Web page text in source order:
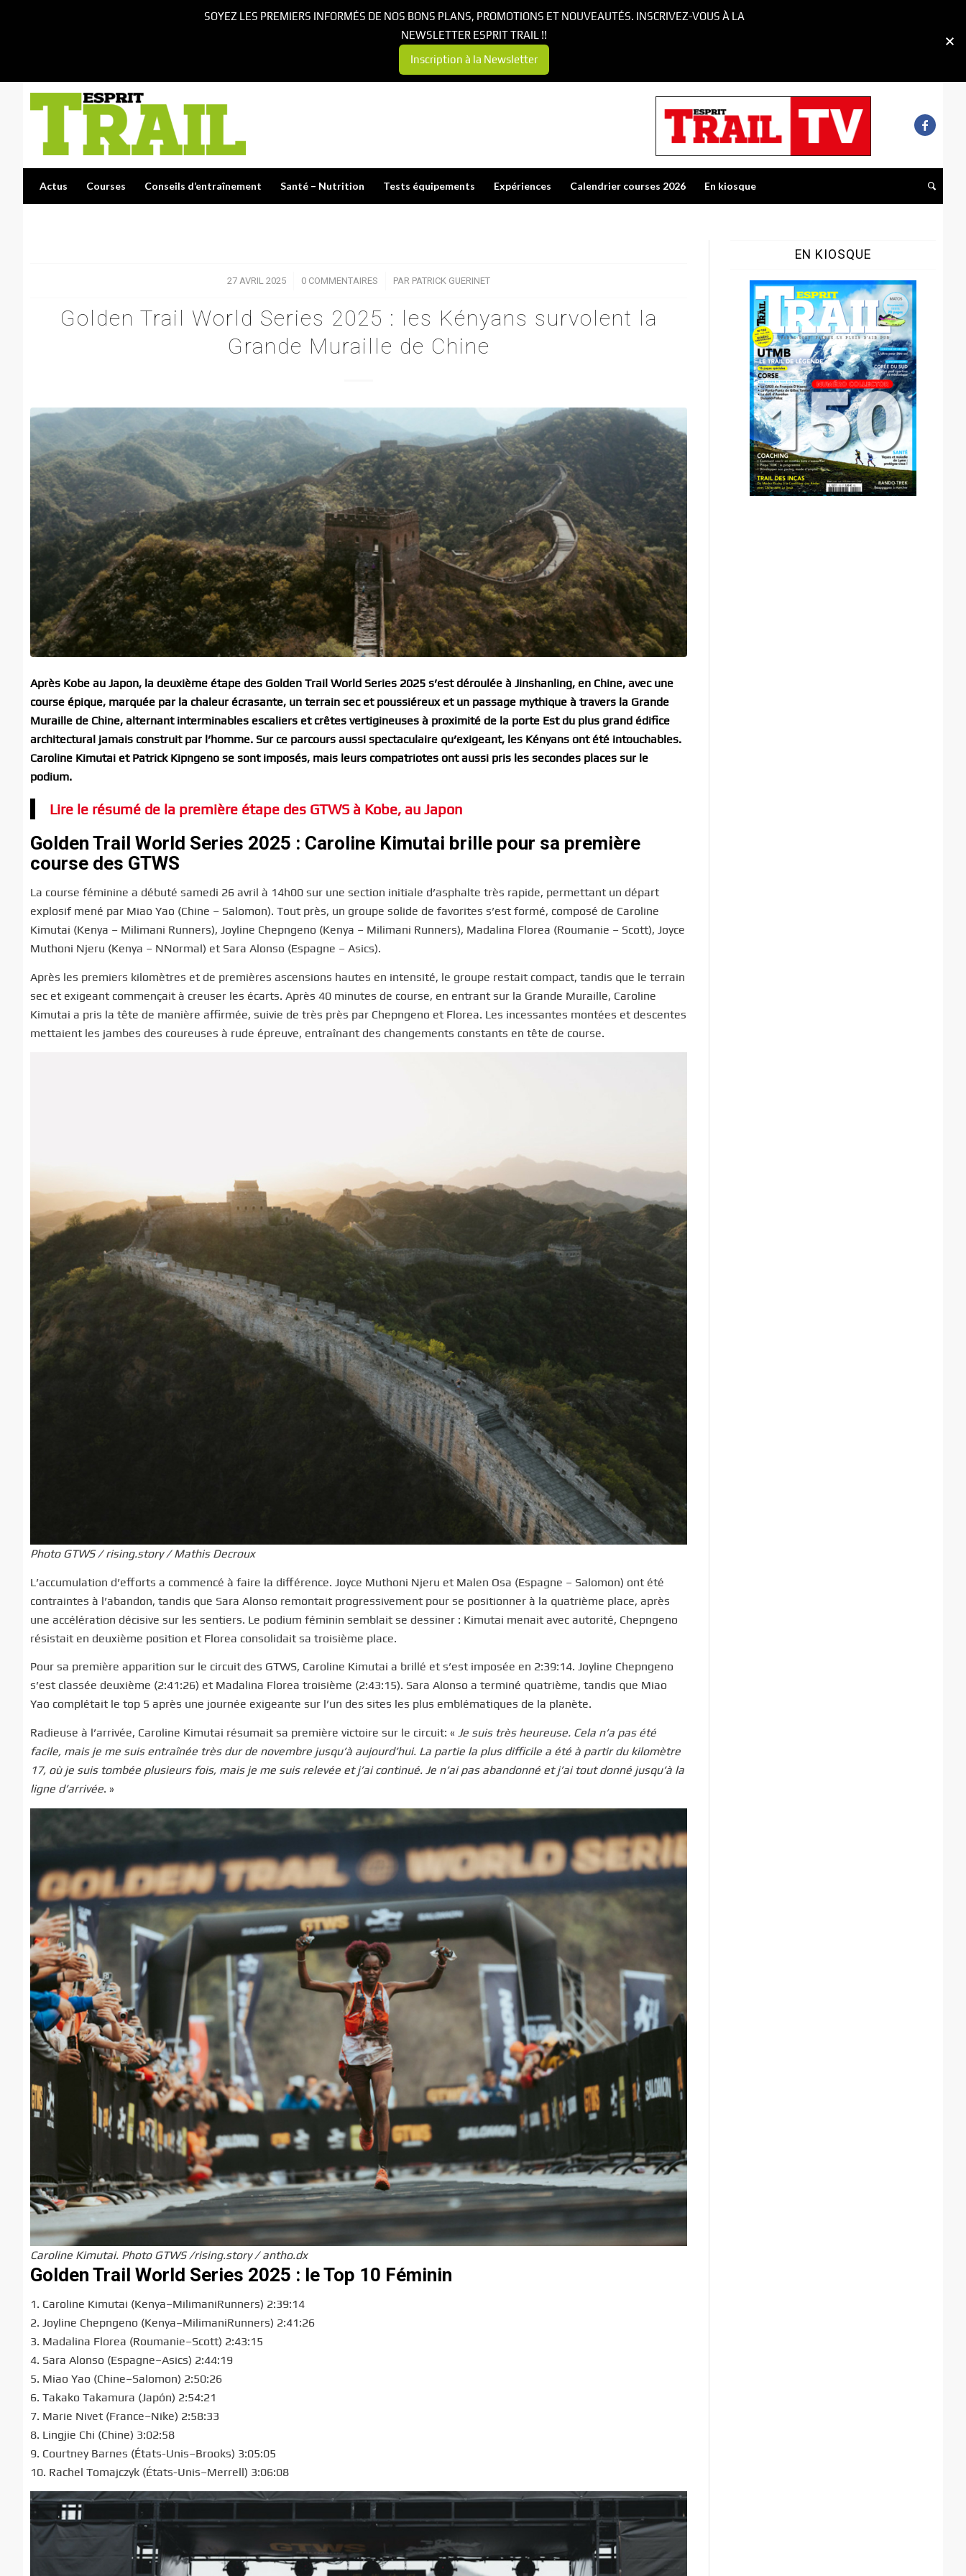
Actus Courses Conseils d’entraînement Santé – Nutrition Tests équipements Expériences Calendrier courses 2026 En kiosque
27 AVRIL 2025
/ 0 COMMENTAIRES
/ PAR PATRICK GUERINET
Golden Trail World Series 2025 : les Kényans survolent la
Grande Muraille de Chine
Après Kobe au Japon, la deuxième étape des Golden Trail World Series 2025 s’est déroulée à Jinshanling, en Chine, avec une
course épique, marquée par la chaleur écrasante, un terrain sec et poussiéreux et un passage mythique à travers la Grande
Muraille de Chine, alternant interminables escaliers et crêtes vertigineuses à proximité de la porte Est du plus grand édifice
architectural jamais construit par l’homme. Sur ce parcours aussi spectaculaire qu’exigeant, les Kényans ont été intouchables.
Caroline Kimutai et Patrick Kipngeno se sont imposés, mais leurs compatriotes ont aussi pris les secondes places sur le
podium.
Lire le résumé de la première étape des GTWS à Kobe, au Japon
Golden Trail World Series 2025 : Caroline Kimutai brille pour sa première
course des GTWS
La course féminine a débuté samedi 26 avril à 14h00 sur une section initiale d’asphalte très rapide, permettant un départ
explosif mené par Miao Yao (Chine – Salomon). Tout près, un groupe solide de favorites s’est formé, composé de Caroline
Kimutai (Kenya – Milimani Runners), Joyline Chepngeno (Kenya – Milimani Runners), Madalina Florea (Roumanie – Scott), Joyce
Muthoni Njeru (Kenya – NNormal) et Sara Alonso (Espagne – Asics).
Après les premiers kilomètres et de premières ascensions hautes en intensité, le groupe restait compact, tandis que le terrain
sec et exigeant commençait à creuser les écarts. Après 40 minutes de course, en entrant sur la Grande Muraille, Caroline
Kimutai a pris la tête de manière affirmée, suivie de très près par Chepngeno et Florea. Les incessantes montées et descentes
mettaient les jambes des coureuses à rude épreuve, entraînant des changements constants en tête de course.
Photo GTWS / rising.story / Mathis Decroux
L’accumulation d’efforts a commencé à faire la différence. Joyce Muthoni Njeru et Malen Osa (Espagne – Salomon) ont été
contraintes à l’abandon, tandis que Sara Alonso remontait progressivement pour se positionner à la quatrième place, après
une accélération décisive sur les sentiers. Le podium féminin semblait se dessiner : Kimutai menait avec autorité, Chepngeno
résistait en deuxième position et Florea consolidait sa troisième place.
Pour sa première apparition sur le circuit des GTWS, Caroline Kimutai a brillé et s’est imposée en 2:39:14. Joyline Chepngeno
s’est classée deuxième (2:41:26) et Madalina Florea troisième (2:43:15). Sara Alonso a terminé quatrième, tandis que Miao
Yao complétait le top 5 après une journée exigeante sur l’un des sites les plus emblématiques de la planète.
Radieuse à l’arrivée, Caroline Kimutai résumait sa première victoire sur le circuit: « Je suis très heureuse. Cela n’a pas été
facile, mais je me suis entraînée très dur de novembre jusqu’à aujourd’hui. La partie la plus difficile a été à partir du kilomètre
17, où je suis tombée plusieurs fois, mais je me suis relevée et j’ai continué. Je n’ai pas abandonné et j’ai tout donné jusqu’à la
ligne d’arrivée. »
Caroline Kimutai. Photo GTWS /rising.story / antho.dx
Golden Trail World Series 2025 : le Top 10 Féminin
1. Caroline Kimutai (Kenya–MilimaniRunners) 2:39:14
2. Joyline Chepngeno (Kenya–MilimaniRunners) 2:41:26
3. Madalina Florea (Roumanie–Scott) 2:43:15
4. Sara Alonso (Espagne–Asics) 2:44:19
5. Miao Yao (Chine–Salomon) 2:50:26
6. Takako Takamura (Japón) 2:54:21
7. Marie Nivet (France–Nike) 2:58:33
8. Lingjie Chi (Chine) 3:02:58
9. Courtney Barnes (États-Unis–Brooks) 3:05:05
10. Rachel Tomajczyk (États-Unis–Merrell) 3:06:08
EN KIOSQUE
SOYEZ LES PREMIERS INFORMÉS DE NOS BONS PLANS, PROMOTIONS ET NOUVEAUTÉS. INSCRIVEZ-VOUS À LA
NEWSLETTER ESPRIT TRAIL !!
Inscription à la Newsletter